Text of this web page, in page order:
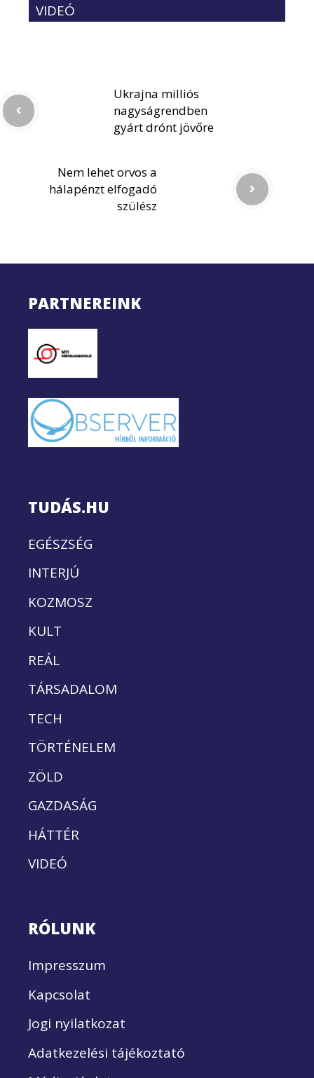
VIDEÓ
Ukrajna milliós
nagyságrendben
gyárt drónt jövőre
Nem lehet orvos a
hálapénzt elfogadó
szülész
PARTNEREINK
TUDÁS.HU
EGÉSZSÉG
INTERJÚ
KOZMOSZ
KULT
REÁL
TÁRSADALOM
TECH
TÖRTÉNELEM
ZÖLD
GAZDASÁG
HÁTTÉR
VIDEÓ
RÓLUNK
Impresszum
Kapcsolat
Jogi nyilatkozat
Adatkezelési tájékoztató